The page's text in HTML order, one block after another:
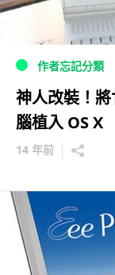
作者忘記分類
神人改裝！
腦植入 OS X
14 年前